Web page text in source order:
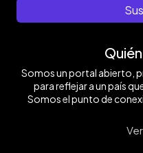
Somos un portal abierto,
para reflejar a un país
Somos el punto de